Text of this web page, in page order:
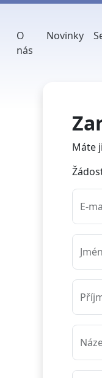
O
nás
Novinky
Máte
E-